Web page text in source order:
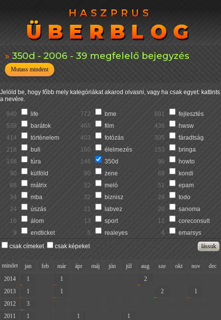
HASZPRUS
ÜBERBLOG
HASZPRUS
ÜBERBLOG
350d - 2006 - 39 megfelelő bejegyzés
Mutass mindent
Jelöld be, hogy főbb mely kategóriákat akarod olvasni, vagy ha csak egyet: kattints
a nevére.
940 life 772 bme 691
fejlesztés
538
barátok 465 film 436
hwsw
414
történelem 403 fotózás 305
fáradtság
218
buli 160 élelmezés 153
bringa
148
túra 146 350d 96
howto
90
külföld 90 zene 68
kondi
68
mátrix 52 meló 51
epam
34
mba 32 biznisz 26
todo
24
úszás 21 labvez 20
sanoma
16
álom 13 sport 12
coreconsult
9
endticket 5 realeyes 4
emarsys
csak címeket
csak képeket
mindet jan feb már ápr máj jún júl aug sze okt nov
dec
2014
1 1 2
2013
1 1 2 1
2012
3
2011
1 1 1